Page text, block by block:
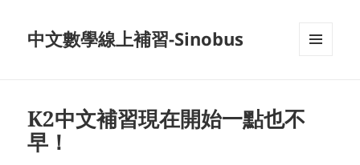
中文數學線上補習-Sinobus
K2中文補習現在開始一點也不
早！